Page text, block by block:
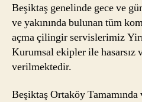
Beşiktaş genelinde gece ve
ve yakınında bulunan tüm
açma çilingir servislerimiz
Kurumsal ekipler ile hasarsız
verilmektedir.
Beşiktaş Ortaköy